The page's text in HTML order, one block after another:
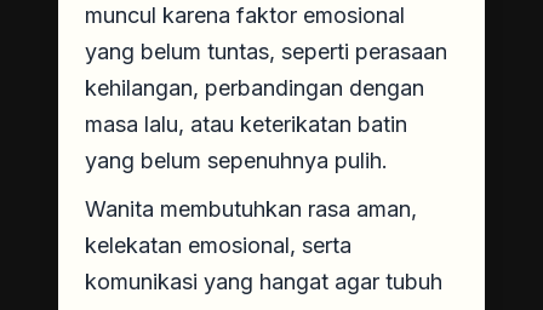
muncul karena faktor emosional
yang belum tuntas, seperti perasaan
kehilangan, perbandingan dengan
masa lalu, atau keterikatan batin
yang belum sepenuhnya pulih.
Wanita membutuhkan rasa aman,
kelekatan emosional, serta
komunikasi yang hangat agar tubuh